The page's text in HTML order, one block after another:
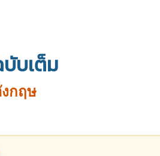
บับเต็ม
กฤษ